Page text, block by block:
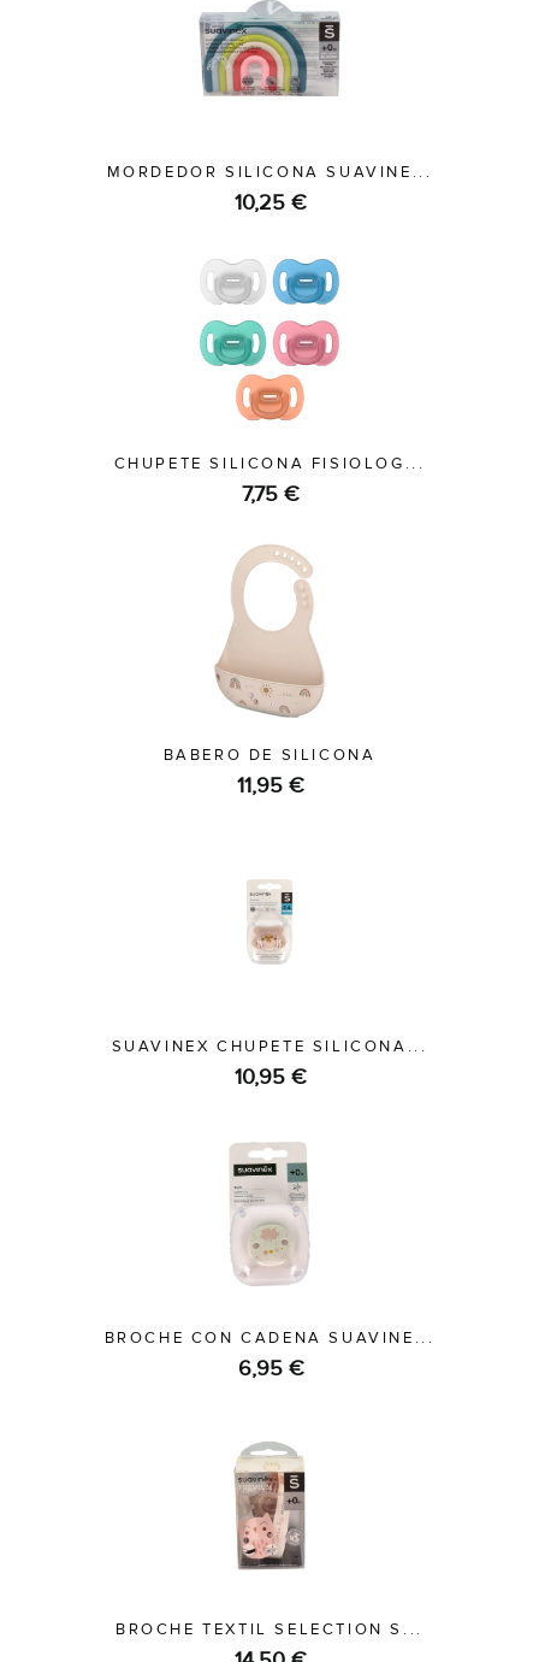
MORDEDOR SILICONA SUAVINE...
10,25 €
CHUPETE SILICONA FISIOLOG...
7,75 €
BABERO DE SILICONA
11,95 €
SUAVINEX CHUPETE SILICONA...
10,95 €
BROCHE CON CADENA SUAVINE...
6,95 €
BROCHE TEXTIL SELECTION S...